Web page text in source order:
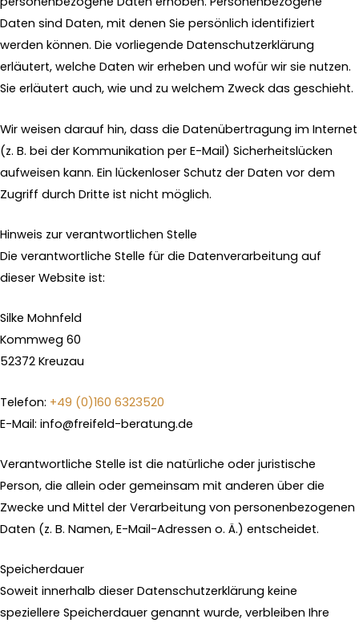
Daten sind Daten, mit denen Sie persönlich identifiziert
werden können. Die vorliegende Datenschutzerklärung
erläutert, welche Daten wir erheben und wofür wir sie nutzen.
Sie erläutert auch, wie und zu welchem Zweck das geschieht.
Wir weisen darauf hin, dass die Datenübertragung im Internet
(z. B. bei der Kommunikation per E-Mail) Sicherheitslücken
aufweisen kann. Ein lückenloser Schutz der Daten vor dem
Zugriff durch Dritte ist nicht möglich.
Hinweis zur verantwortlichen Stelle
Die verantwortliche Stelle für die Datenverarbeitung auf
dieser Website ist:
Silke Mohnfeld
Kommweg 60
52372 Kreuzau
Telefon: +49 (0)160 6323520
E-Mail: info@freifeld-beratung.de
Verantwortliche Stelle ist die natürliche oder juristische
Person, die allein oder gemeinsam mit anderen über die
Zwecke und Mittel der Verarbeitung von personenbezogenen
Daten (z. B. Namen, E-Mail-Adressen o. Ä.) entscheidet.
Speicherdauer
Soweit innerhalb dieser Datenschutzerklärung keine
speziellere Speicherdauer genannt wurde, verbleiben Ihre